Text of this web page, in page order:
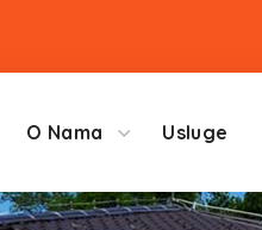
O Nama Usluge